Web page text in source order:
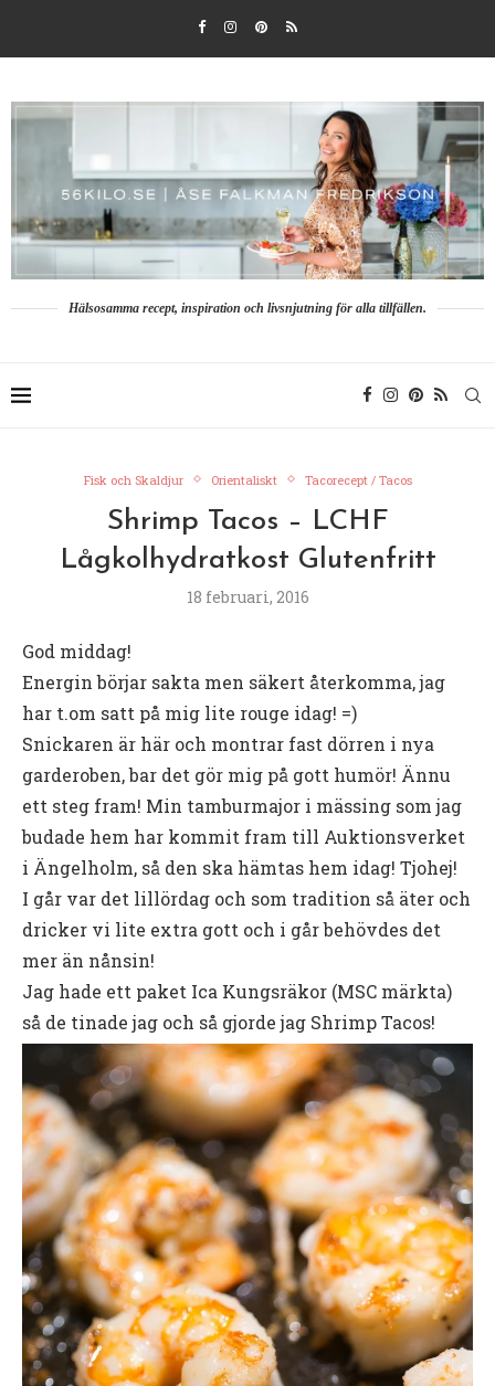
Hälsosamma recept, inspiration och livsnjutning för alla tillfällen.
Fisk och Skaldjur Orientaliskt Tacorecept / Tacos
Shrimp Tacos – LCHF
Lågkolhydratkost Glutenfritt
18 februari, 2016
God middag!
Energin börjar sakta men säkert återkomma, jag
har t.om satt på mig lite rouge idag! =)
Snickaren är här och montrar fast dörren i nya
garderoben, bar det gör mig på gott humör! Ännu
ett steg fram! Min tamburmajor i mässing som jag
budade hem har kommit fram till Auktionsverket
i Ängelholm, så den ska hämtas hem idag! Tjohej!
I går var det lillördag och som tradition så äter och
dricker vi lite extra gott och i går behövdes det
mer än nånsin!
Jag hade ett paket Ica Kungsräkor (MSC märkta)
så de tinade jag och så gjorde jag Shrimp Tacos!